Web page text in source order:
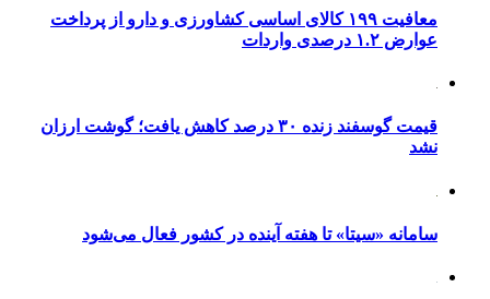
معافیت ۱۹۹ کالای اساسی کشاورزی و دارو از پرداخت
عوارض ۱.۲ درصدی واردات
قیمت گوسفند زنده ۳۰ درصد کاهش یافت؛ گوشت ارزان
نشد
سامانه «سیتا» تا هفته آینده در کشور فعال می‌شود